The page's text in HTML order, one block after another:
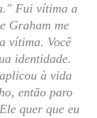
Fui vítima a
Graham me
vítima. Você
identidade.
à vida
então paro
quer que eu